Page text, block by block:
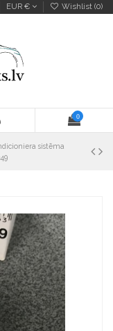
EUR € Wishlist (0)
0
sistēma